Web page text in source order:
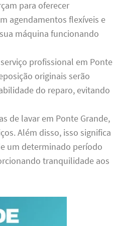
para oferecer
agendamentos flexíveis e
máquina funcionando
profissional em Ponte
originais serão
do reparo, evitando
de lavar em Ponte Grande,
Além disso, isso significa
um determinado período
tranquilidade aos